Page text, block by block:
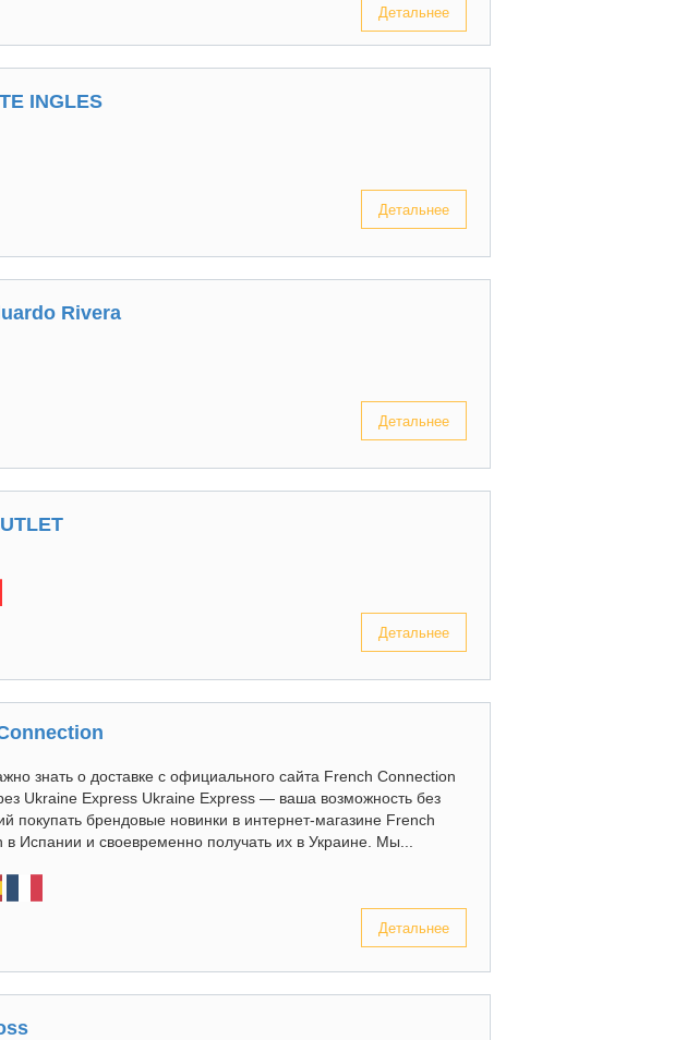
Детальнее
INGLES
Детальнее
Rivera
Детальнее
Детальнее
знать о доставке с официального сайта French Connection
Ukraine Express Ukraine Express — ваша возможность без
покупать брендовые новинки в интернет-магазине French
в Испании и своевременно получать их в Украине. Мы...
Детальнее